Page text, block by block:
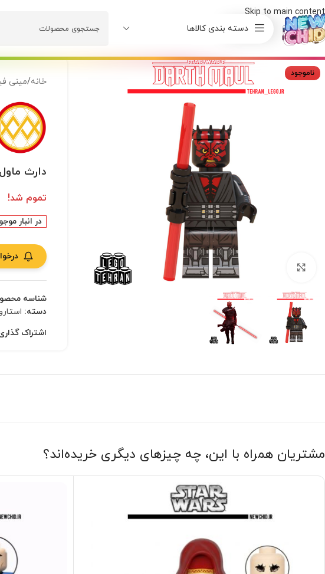
Skip to main content
دسته بندی کالاها
ناموجود
بزرگنمایی تصویر
خانه/مینی
دارث
تموم شد!
در انبار
شناسه
دسته:
اشتراک
مشتریان همراه با این، چه چیزهای دیگری خریده‌اند؟